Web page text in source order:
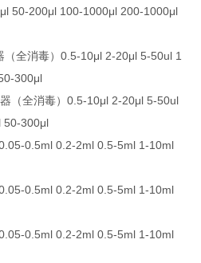
50-200μl 100-1000μl 200-1000μl
全消毒）0.5-10μl 2-20μl 5-50ul 1
300μl
（全消毒）0.5-10μl 2-20μl 5-50ul
50-300μl
0.5ml 0.2-2ml 0.5-5ml 1-10ml
0.5ml 0.2-2ml 0.5-5ml 1-10ml
0.5ml 0.2-2ml 0.5-5ml 1-10ml